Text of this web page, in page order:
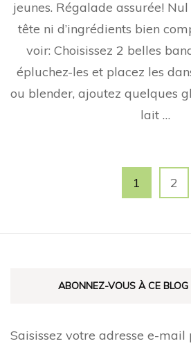
jeunes. Régalade assurée!
tête ni d’ingrédients bien
voir: Choisissez 2 belles
épluchez-les et placez les
ou blender, ajoutez quelques
lait …
Page
1 Page
2
ABONNEZ-VOUS À CE BLOG
Saisissez votre adresse e-mail